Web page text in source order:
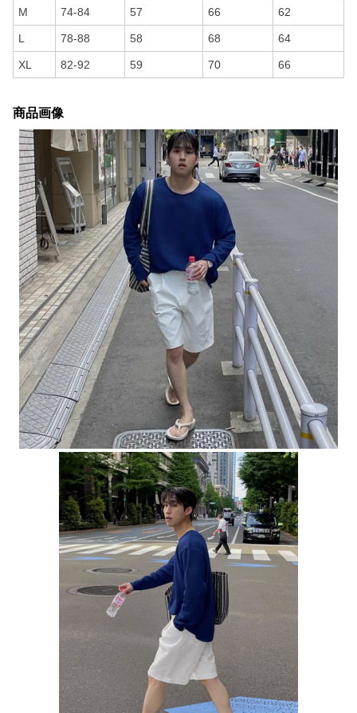
M 74-84 57 66 62
L 78-88 58 68 64
XL 82-92 59 70 66
商品画像